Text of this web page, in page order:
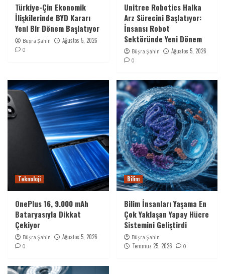
Türkiye-Çin Ekonomik
İlişkilerinde BYD Kararı
Yeni Bir Dönem Başlatıyor
Büşra Şahin Ağustos 5, 2026
0
Unitree Robotics Halka
Arz Sürecini Başlatıyor:
İnsansı Robot
Sektöründe Yeni Dönem
Büşra Şahin Ağustos 5, 2026
0
Teknoloji
OnePlus 16, 9.000 mAh
Bataryasıyla Dikkat
Çekiyor
Büşra Şahin Ağustos 5, 2026
0
Bilim
Bilim İnsanları Yaşama En
Çok Yaklaşan Yapay Hücre
Sistemini Geliştirdi
Büşra Şahin
Temmuz 25, 2026 0